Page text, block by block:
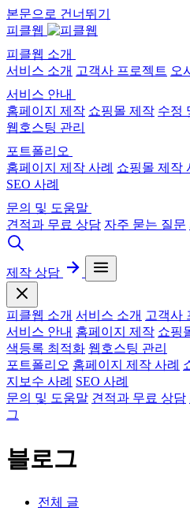
본문으로 건너뛰기
피클웹
피클웹 소개
서비스 소개 고객사 프로젝트 오
서비스 안내
홈페이지 제작 쇼핑몰 제작 수정
웹호스팅 관리
포트폴리오
홈페이지 제작 사례 쇼핑몰 제작
SEO 사례
문의 및 도움말
견적과 무료 상담 자주 묻는 질문
제작 상담
피클웹 소개 서비스 소개 고객사
서비스 안내 홈페이지 제작 쇼핑
색등록 최적화 웹호스팅 관리
포트폴리오 홈페이지 제작 사례
지보수 사례 SEO 사례
문의 및 도움말 견적과 무료 상담
그
블로그
전체 글